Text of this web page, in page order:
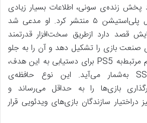
پخش زنده‌ی سونی، اطلاعات بسیار زیادی
درمورد معماری کنسول پلی‌استیشن ۵ منتشر کرد. او مدعی شد
قصد دارد ازطریق سخت‌افزار قدرتمند
۵، آینده‌ی صنعت بازی را تشکیل دهد و آن را به جلو
براند. یکی از موارد مهم مرتبط‌به PS5 برای دستیابی به این هدف،
بهره‌مندی آن از SSD به‌شمار می‌آید. این نوع حافظه‌ی
بازی‌ها را به حداقل می‌رساند و
سازندگان بازی‌های ویدئویی قرار